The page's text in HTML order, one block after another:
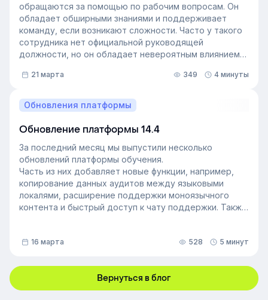
обращаются за помощью по рабочим вопросам. Он
обладает обширными знаниями и поддерживает
команду, если возникают сложности. Часто у такого
сотрудника нет официальной руководящей
должности, но он обладает невероятным влиянием
неформальный лидер группы. У него есть авторитет
процессы в компании и умеет выстраивать
искренние отношения с людьми. Выявление
неформальных лидеров и применение их навыков
может стать стратегией управления персоналом,
которая повысит производительность и создаст
более позитивную корпоративную культуру. Как это
сделать — рассказали в статье.
21 марта 349 4 минуты
Обновления платформы
Обновление платформы 14.4
За последний месяц мы выпустили несколько
обновлений платформы обучения.
Часть из них добавляет новые функции, например,
копирование данных аудитов между языковыми
локалями, расширение поддержки моноязычного
контента и быстрый доступ к чату поддержки. Также
доступов, добавили фильтрацию данных по точному
платформы.
16 марта 528 5 минут
Вернуться в блог